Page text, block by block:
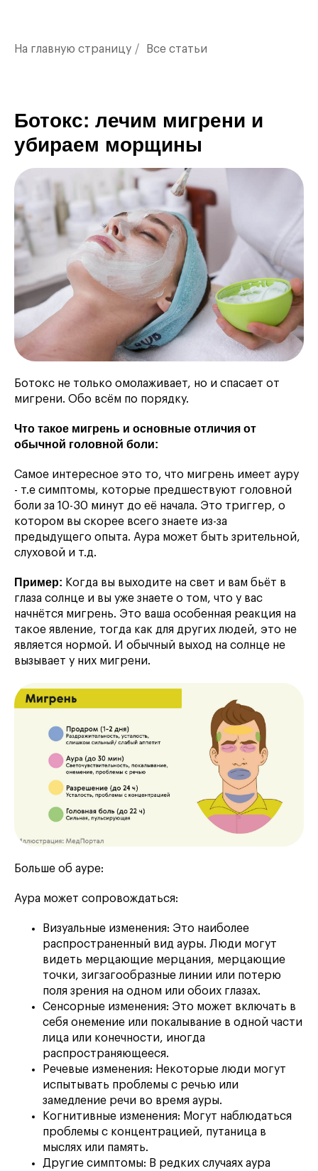
На главную страницу / Все статьи
Ботокс: лечим мигрени и
убираем морщины
Ботокс не только омолаживает, но и спасает от
мигрени. Обо всём по порядку.
Что такое мигрень и основные отличия от
обычной головной боли:
Самое интересное это то, что мигрень имеет ауру
- т.е симптомы, которые предшествуют головной
боли за 10-30 минут до её начала. Это триггер, о
котором вы скорее всего знаете из-за
предыдущего опыта. Аура может быть зрительной,
слуховой и т.д.
Пример: Когда вы выходите на свет и вам бьёт в
глаза солнце и вы уже знаете о том, что у вас
начнётся мигрень. Это ваша особенная реакция на
такое явление, тогда как для других людей, это не
является нормой. И обычный выход на солнце не
вызывает у них мигрени.
Больше об ауре:
Аура может сопровождаться:
Визуальные изменения: Это наиболее
распространенный вид ауры. Люди могут
видеть мерцающие мерцания, мерцающие
точки, зигзагообразные линии или потерю
поля зрения на одном или обоих глазах.
Сенсорные изменения: Это может включать в
себя онемение или покалывание в одной части
лица или конечности, иногда
распространяющееся.
Речевые изменения: Некоторые люди могут
испытывать проблемы с речью или
замедление речи во время ауры.
Когнитивные изменения: Могут наблюдаться
проблемы с концентрацией, путаница в
мыслях или память.
Другие симптомы: В редких случаях аура